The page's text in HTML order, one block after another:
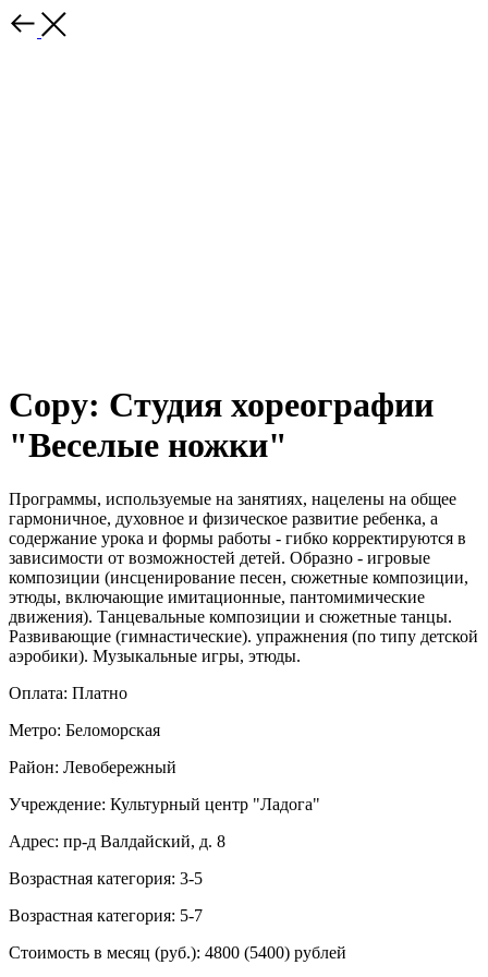
Copy: Студия хореографии
"Веселые ножки"
Программы, используемые на занятиях, нацелены на общее
гармоничное, духовное и физическое развитие ребенка, а
содержание урока и формы работы - гибко корректируются в
зависимости от возможностей детей. Образно - игровые
композиции (инсценирование песен, сюжетные композиции,
этюды, включающие имитационные, пантомимические
движения). Танцевальные композиции и сюжетные танцы.
Развивающие (гимнастические). упражнения (по типу детской
аэробики). Музыкальные игры, этюды.
Оплата: Платно
Метро: Беломорская
Район: Левобережный
Учреждение: Культурный центр "Ладога"
Адрес: пр-д Валдайский, д. 8
Возрастная категория: 3-5
Возрастная категория: 5-7
Стоимость в месяц (руб.): 4800 (5400) рублей